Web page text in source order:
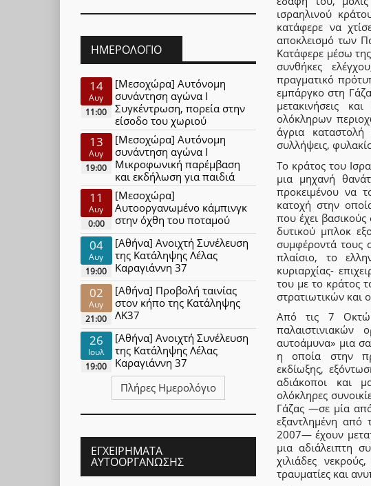
ισραηλινού
κατάφερε να
αποκλεισμό των
Κατάφερε μέσω
συνθήκες
πραγματικό
εμπάργκο στη
μετακινήσεις
ολόκληρων
άγρια
συλλήψεις,
Το κράτος του
μια μηχανή
προκειμένου να
κατοχή στην
που έχει βασικούς
δυτικού μπλοκ
συμφέροντά τους
πλαίσιο, το
κυριαρχίας-
του με το κράτος
στρατιωτικών και
Από τις 7
παλαιστινιακών
αυτοάμυνα» μια
η οποία στην
εκδίωξης,
αδιάκοποι και
ολόκληρες
Γάζας —σε μία
εξαντλημένη από
2007— έχουν
μια αδιάλειπτη
χιλιάδες
τραυματίες και
ΗΜΕΡΟΛΌΓΙΟ
14
Αυγ
11:00
[Μεσοχώρα] Αυτόνομη
συνάντηση αγώνα Ι
Συγκέντρωση, πορεία στην
είσοδο του χωριού
13
Αυγ
19:00
[Μεσοχώρα] Αυτόνομη
συνάντηση αγώνα Ι
Μικροφωνική παρέμβαση
και εκδήλωση για παιδιά
11
Αυγ
0:00
[Μεσοχώρα]
Αυτοοργανωμένο κάμπινγκ
στην όχθη του ποταμού
04
Αυγ
19:00
[Αθήνα] Ανοιχτή Συνέλευση
της Κατάληψης Λέλας
Καραγιάννη 37
02
Αυγ
21:00
[Αθήνα] Προβολή ταινίας
στον κήπο της Κατάληψης
ΛΚ37
26
Ιουλ
19:00
[Αθήνα] Ανοιχτή Συνέλευση
της Κατάληψης Λέλας
Καραγιάννη 37
Πλήρες Ημερολόγιο
ΕΓΧΕΙΡΉΜΑΤΑ
ΑΥΤΟΟΡΓΆΝΩΣΗΣ